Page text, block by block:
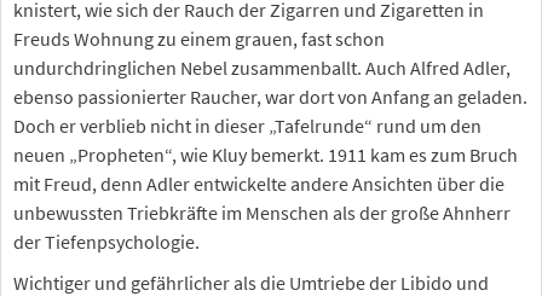
knistert, wie sich der Rauch der Zigarren und Zigaretten in
Freuds Wohnung zu einem grauen, fast schon
undurchdringlichen Nebel zusammenballt. Auch Alfred Adler,
ebenso passionierter Raucher, war dort von Anfang an geladen.
Doch er verblieb nicht in dieser „Tafelrunde“ rund um den
neuen „Propheten“, wie Kluy bemerkt. 1911 kam es zum Bruch
mit Freud, denn Adler entwickelte andere Ansichten über die
unbewussten Triebkräfte im Menschen als der große Ahnherr
der Tiefenpsychologie.
Wichtiger und gefährlicher als die Umtriebe der Libido und